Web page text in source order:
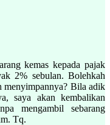
kemas kepada pajak
2% sebulan. Bolehkah
menyimpannya? Bila adik
saya akan kembalikan
mengambil sebarang
Tq.